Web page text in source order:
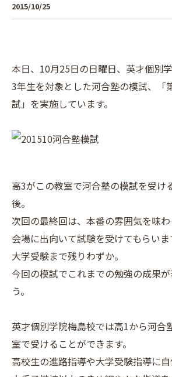
2015/10/25
本日、10月25日の日曜日、英才個別
3年生を対象とした河合塾の模試、「
試」を実施しています。
高3がこの教室で河合塾の模試を受け
後。
次回の最終回は、本番の雰囲気を味
会場に出向いて試験を受けてもらいま
大学受験まで残りわずか。
今回の模試でこれまでの勉強の成果
う。
英才個別学院梅島校では高1から河合
室で受けることができます。
高校生の進路指導や大学受験指導に自